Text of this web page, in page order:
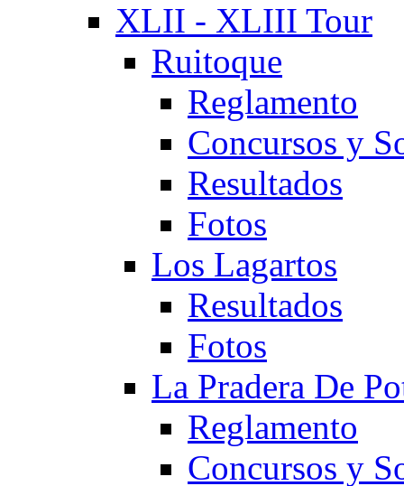
XLII - XLIII Tour
Ruitoque
Reglamento
Concursos y
Resultados
Fotos
Los Lagartos
Resultados
Fotos
La Pradera De
Reglamento
Concursos y